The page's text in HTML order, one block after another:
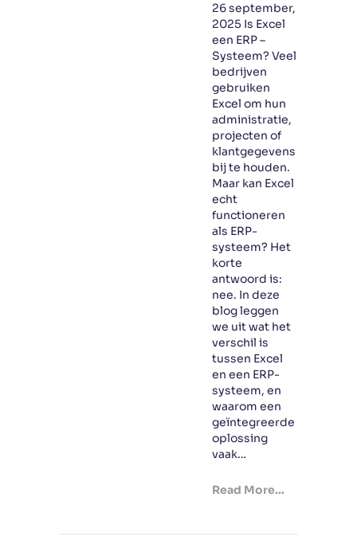
26 september,
2025 Is Excel
een ERP –
Systeem? Veel
bedrijven
gebruiken
Excel om hun
administratie,
projecten of
klantgegevens
bij te houden.
Maar kan Excel
echt
functioneren
als ERP-
systeem? Het
korte
antwoord is:
nee. In deze
blog leggen
we uit wat het
verschil is
tussen Excel
en een ERP-
systeem, en
waarom een
geïntegreerde
oplossing
vaak…
Read More...